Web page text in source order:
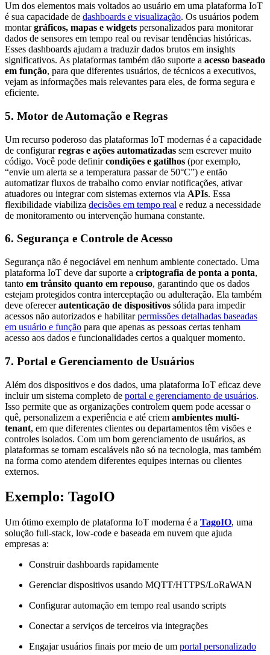
Um dos elementos mais voltados ao usuário em uma plataforma IoT
é sua capacidade de dashboards e visualização. Os usuários podem
montargráficos, mapas e widgets personalizados para monitorar
dados de sensores em tempo real ou revisar tendências históricas.
Esses dashboards ajudam a traduzir dados brutos em insights
significativos. As plataformas também dão suporte a acesso baseado
em função, para que diferentes usuários, de técnicos a executivos,
vejam as informações mais relevantes para eles, de forma segura e
eficiente.
5. Motor de Automação e Regras
Um recurso poderoso das plataformas IoT modernas é a capacidade
de configurarregras e ações automatizadas sem escrever muito
código. Você pode definircondições e gatilhos (por exemplo,
“envie um alerta se a temperatura passar de 50°C”) e então
automatizar fluxos de trabalho como enviar notificações, ativar
atuadores ou integrar com sistemas externos via APIs. Essa
flexibilidade viabiliza decisões em tempo real e reduz a necessidade
de monitoramento ou intervenção humana constante.
6. Segurança e Controle de Acesso
Segurança não é negociável em nenhum ambiente conectado. Uma
plataforma IoT deve dar suporte a criptografia de ponta a ponta,
tanto em trânsito quanto em repouso, garantindo que os dados
estejam protegidos contra interceptação ou adulteração. Ela também
deve oferecerautenticação de dispositivos sólida para impedir
acessos não autorizados e habilitarpermissões detalhadas baseadas
em usuário e função para que apenas as pessoas certas tenham
acesso aos dados e funcionalidades certos a qualquer momento.
7. Portal e Gerenciamento de Usuários
Além dos dispositivos e dos dados, uma plataforma IoT eficaz deve
incluir um sistema completo de portal e gerenciamento de usuários.
Isso permite que as organizações controlem quem pode acessar o
quê, personalizem a experiência e até criem ambientes multi-
tenant, em que diferentes clientes ou departamentos têm visões e
controles isolados. Com um bom gerenciamento de usuários, as
plataformas se tornam escaláveis não só na tecnologia, mas também
na forma como atendem diferentes equipes internas ou clientes
externos.
Exemplo: TagoIO
Um ótimo exemplo de plataforma IoT moderna é a TagoIO, uma
solução full-stack, low-code e baseada em nuvem que ajuda
empresas a:
Construir dashboards rapidamente
Gerenciar dispositivos usando MQTT/HTTPS/LoRaWAN
Configurar automação em tempo real usando scripts
Conectar a serviços de terceiros via integrações
Engajar usuários finais por meio de um portal personalizado